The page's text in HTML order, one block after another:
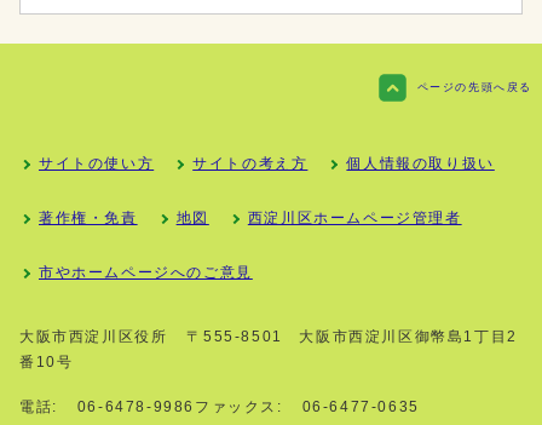
ページの先頭へ戻る
サイトの使い方 サイトの考え方 個人情報の取り扱い
著作権・免責 地図 西淀川区ホームページ管理者
市やホームページへのご意見
大阪市西淀川区役所
〒555-8501 大阪市西淀川区御幣島1丁目2
番10号
電話: 06-6478-9986 ファックス: 06-6477-0635